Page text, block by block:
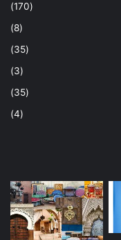
(170)
(8)
(35)
(3)
(35)
(4)